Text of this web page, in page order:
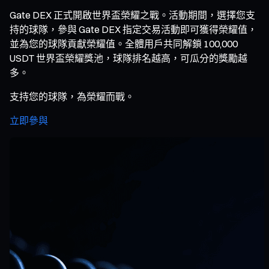
Gate DEX 正式開啟世界盃榮耀之戰。活動期間，選擇您支
持的球隊，參與 Gate DEX 指定交易活動即可獲得榮耀值，
並為您的球隊貢獻榮耀值。全體用戶共同解鎖 100,000
USDT 世界盃榮耀獎池，球隊排名越高，可瓜分的獎勵越
多。
支持您的球隊，為榮耀而戰。
立即參與